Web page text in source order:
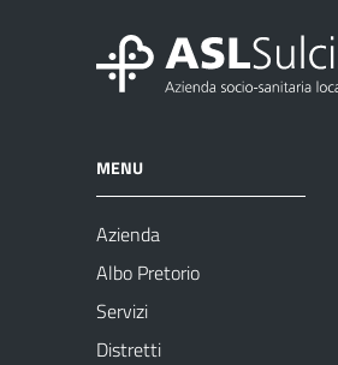
MENU
Azienda
Albo Pretorio
Servizi
Distretti